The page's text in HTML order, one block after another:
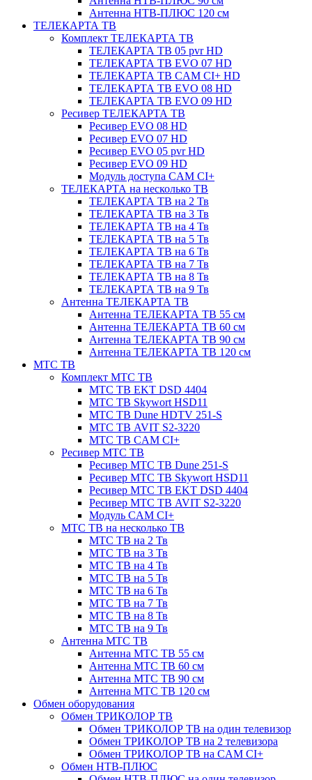
Антенна НТВ-ПЛЮС 120 см
ТЕЛЕКАРТА ТВ
Комплект ТЕЛЕКАРТА ТВ
ТЕЛЕКАРТА ТВ 05 pvr HD
ТЕЛЕКАРТА ТВ EVO 07 HD
ТЕЛЕКАРТА ТВ CAM CI+ HD
ТЕЛЕКАРТА ТВ EVO 08 HD
ТЕЛЕКАРТА ТВ EVO 09 HD
Ресивер ТЕЛЕКАРТА ТВ
Ресивер EVO 08 HD
Ресивер EVO 07 HD
Ресивер EVO 05 pvr HD
Ресивер EVO 09 HD
Модуль доступа CAM CI+
ТЕЛЕКАРТА на несколько ТВ
ТЕЛЕКАРТА ТВ на 2 Тв
ТЕЛЕКАРТА ТВ на 3 Тв
ТЕЛЕКАРТА ТВ на 4 Тв
ТЕЛЕКАРТА ТВ на 5 Тв
ТЕЛЕКАРТА ТВ на 6 Тв
ТЕЛЕКАРТА ТВ на 7 Тв
ТЕЛЕКАРТА ТВ на 8 Тв
ТЕЛЕКАРТА ТВ на 9 Тв
Антенна ТЕЛЕКАРТА ТВ
Антенна ТЕЛЕКАРТА ТВ 55 см
Антенна ТЕЛЕКАРТА ТВ 60 см
Антенна ТЕЛЕКАРТА ТВ 90 см
Антенна ТЕЛЕКАРТА ТВ 120 см
МТС ТВ
Комплект МТС ТВ
МТС ТВ EKT DSD 4404
МТС ТВ Skywort HSD11
МТС ТВ Dune HDTV 251-S
МТС ТВ AVIT S2-3220
МТС ТВ CAM CI+
Ресивер МТС ТВ
Ресивер МТС ТВ Dune 251-S
Ресивер МТС ТВ Skywort HSD11
Ресивер МТС ТВ EKT DSD 4404
Ресивер МТС ТВ AVIT S2-3220
Модуль CAM CI+
МТС ТВ на несколько ТВ
МТС ТВ на 2 Тв
МТС ТВ на 3 Тв
МТС ТВ на 4 Тв
МТС ТВ на 5 Тв
МТС ТВ на 6 Тв
МТС ТВ на 7 Тв
МТС ТВ на 8 Тв
МТС ТВ на 9 Тв
Антенна МТС ТВ
Антенна МТС ТВ 55 см
Антенна МТС ТВ 60 см
Антенна МТС ТВ 90 см
Антенна МТС ТВ 120 см
Обмен оборудования
Обмен ТРИКОЛОР ТВ
Обмен ТРИКОЛОР ТВ на один телевизор
Обмен ТРИКОЛОР ТВ на 2 телевизора
Обмен ТРИКОЛОР ТВ на CAM CI+
Обмен НТВ-ПЛЮС